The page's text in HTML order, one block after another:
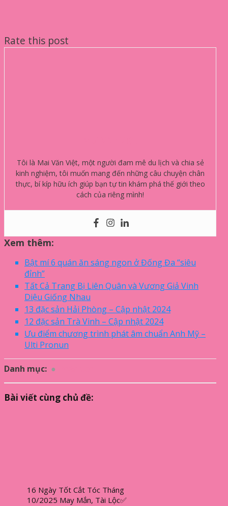
Rate this post
Tôi là Mai Văn Việt, một người đam mê du lịch và chia sẻ
kinh nghiệm, tôi muốn mang đến những câu chuyện chân
thực, bí kíp hữu ích giúp bạn tự tin khám phá thế giới theo
cách của riêng mình!
Xem thêm:
Bật mí 6 quán ăn sáng ngon ở Đống Đa “siêu
đỉnh”
Tất Cả Trang Bị Liên Quân và Vương Giả Vinh
Diệu Giống Nhau
13 đặc sản Hải Phòng – Cập nhật 2024
12 đặc sản Trà Vinh – Cập nhật 2024
Ưu điểm chương trình phát âm chuẩn Anh Mỹ –
Ulti Pronun
Danh mục:
Bài viết cùng chủ đề:
16 Ngày Tốt Cắt Tóc Tháng
10/2025 May Mắn, Tài Lộc✅